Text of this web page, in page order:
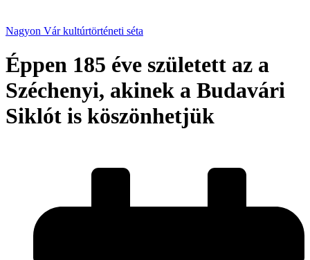
Nagyon Vár kultúrtörténeti séta
Éppen 185 éve született az a
Széchenyi, akinek a Budavári
Siklót is köszönhetjük